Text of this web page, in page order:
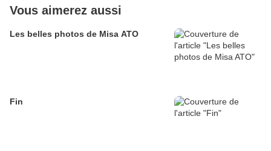
Vous aimerez aussi
Les belles photos de Misa ATO
Fin